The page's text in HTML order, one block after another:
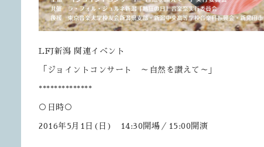
LFJ新潟 関連イベント
「ジョイントコンサート ～自然を讃えて～」
**************
○日時○
2016年5月1日(日) 14:30開場／15:00開演